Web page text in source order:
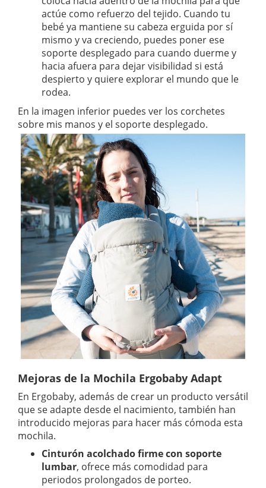
actúe como refuerzo del tejido. Cuando tu
bebé ya mantiene su cabeza erguida por sí
mismo y va creciendo, puedes poner ese
soporte desplegado para cuando duerme y
hacia afuera para dejar visibilidad si está
despierto y quiere explorar el mundo que le
rodea.
En la imagen inferior puedes ver los corchetes
sobre mis manos y el soporte desplegado.
Mejoras de la Mochila Ergobaby Adapt
En Ergobaby, además de crear un producto versátil
que se adapte desde el nacimiento, también han
introducido mejoras para hacer más cómoda esta
mochila.
Cinturón acolchado firme con soporte
lumbar, ofrece más comodidad para
periodos prolongados de porteo.